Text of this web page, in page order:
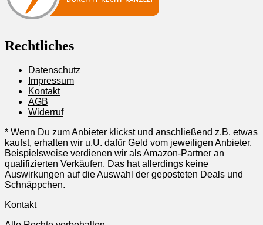
Rechtliches
Datenschutz
Impressum
Kontakt
AGB
Widerruf
* Wenn Du zum Anbieter klickst und anschließend z.B. etwas
kaufst, erhalten wir u.U. dafür Geld vom jeweiligen Anbieter.
Beispielsweise verdienen wir als Amazon-Partner an
qualifizierten Verkäufen. Das hat allerdings keine
Auswirkungen auf die Auswahl der geposteten Deals und
Schnäppchen.
Kontakt